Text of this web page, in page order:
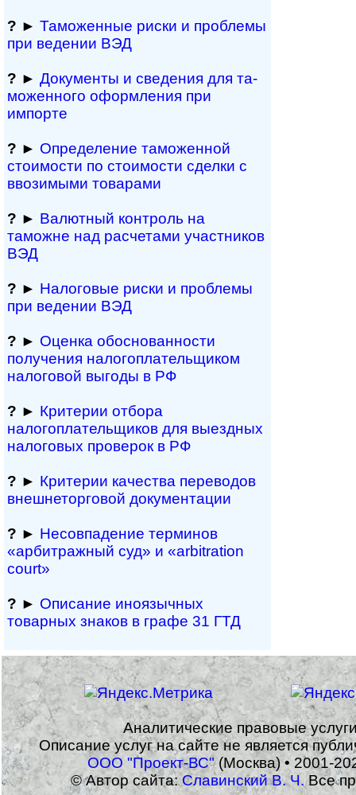
? ► Таможенные риски и проблемы
при ведении ВЭД
? ► Документы и све­де­ния для та­
мо­жен­но­го офор­м­ле­ния при
импорте
? ► Определение таможенной
стоимости по стоимости сделки с
ввозимыми товарами
? ► Валютный контроль на
таможне над рас­че­та­ми участников
ВЭД
? ► Налоговые риски и проблемы
при ведении ВЭД
? ► Оценка обосно­ванности
получения налогоплательщиком
налоговой выгоды в РФ
? ► Критерии отбора
налогоплательщиков для выездных
налоговых проверок в РФ
? ► Критерии качества переводов
внешне­тор­го­вой документации
? ► Несовпадение терминов
«арбитражный суд» и «arbitration
court»
? ► Описание иноязычных
товарных знаков в графе 31 ГТД
Аналитические правовые
Описание услуг на сайте не является
ООО "Проект-ВС"(Москва) • 2001-
© Автор сайта:Славинский В. Ч.Все